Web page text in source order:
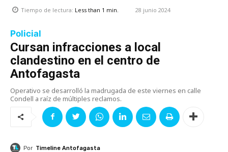
Tiempo de lectura: Less than 1 min. 28 junio 2024
Policial
Cursan infracciones a local
clandestino en el centro de
Antofagasta
Operativo se desarrolló la madrugada de este viernes en calle
Condell a raíz de múltiples reclamos.
Por Timeline Antofagasta